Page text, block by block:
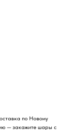
по Новому
— закажите шары с